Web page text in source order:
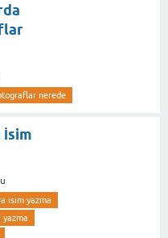
nerede
isim yazma